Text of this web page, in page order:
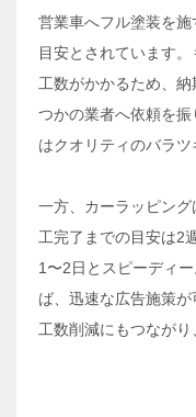
営業車へフル塗装を
目安とされています
工数がかかるため、
つかの業者へ依頼を
はクオリティのバラツ
一方、カーラッピン
工完了までの目安は2
1〜2日とスピーディ
ば、迅速な広告施策
工数削減にもつながり